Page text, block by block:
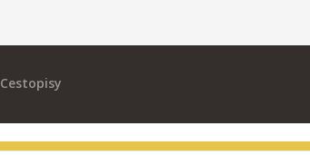
Cestopisy